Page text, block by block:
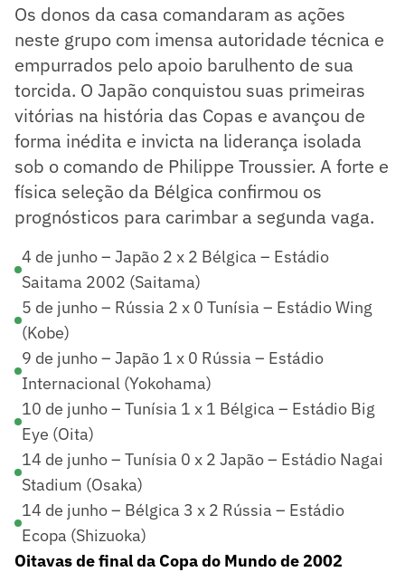
Os donos da casa comandaram as ações
neste grupo com imensa autoridade técnica e
empurrados pelo apoio barulhento de sua
torcida. O Japão conquistou suas primeiras
vitórias na história das Copas e avançou de
forma inédita e invicta na liderança isolada
sob o comando de Philippe Troussier. A forte e
física seleção da Bélgica confirmou os
prognósticos para carimbar a segunda vaga.
4 de junho – Japão 2 x 2 Bélgica – Estádio
Saitama 2002 (Saitama)
5 de junho – Rússia 2 x 0 Tunísia – Estádio Wing
(Kobe)
9 de junho – Japão 1 x 0 Rússia – Estádio
Internacional (Yokohama)
10 de junho – Tunísia 1 x 1 Bélgica – Estádio Big
Eye (Oita)
14 de junho – Tunísia 0 x 2 Japão – Estádio Nagai
Stadium (Osaka)
14 de junho – Bélgica 3 x 2 Rússia – Estádio
Ecopa (Shizuoka)
Oitavas de final da Copa do Mundo de 2002